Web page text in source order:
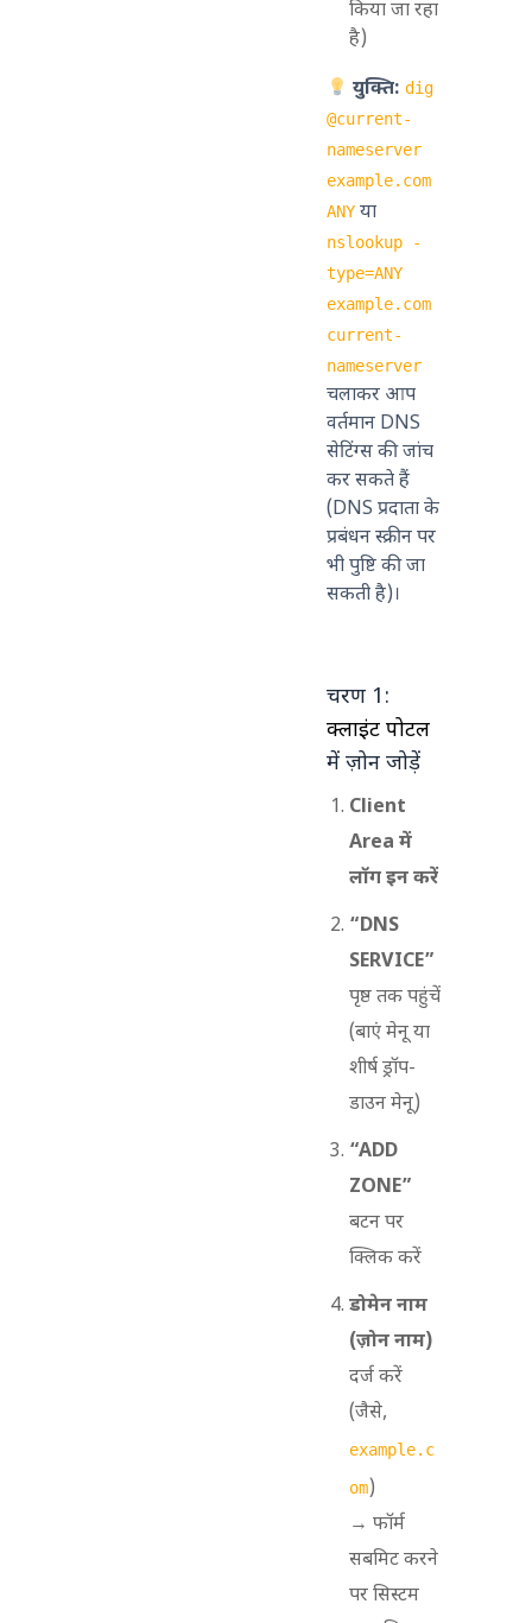
किया जा रहा
है)
युक्ति: dig
@current-
nameserver
example.com
ANY या
nslookup -
type=ANY
example.com
current-
nameserver
चलाकर आप
वर्तमान DNS
सेटिंग्स की जांच
कर सकते हैं
(DNS प्रदाता के
प्रबंधन स्क्रीन पर
भी पुष्टि की जा
सकती है)।
चरण 1:
क्लाइंट पोर्टल
में ज़ोन जोड़ें
Client
Area में
लॉग इन करें
“DNS
SERVICE”
पृष्ठ तक पहुंचें
(बाएं मेनू या
शीर्ष ड्रॉप-
डाउन मेनू)
“ADD
ZONE”
बटन पर
क्लिक करें
डोमेन नाम
(ज़ोन नाम)
दर्ज करें
(जैसे,
example.c
om)
→ फॉर्म
सबमिट करने
पर सिस्टम